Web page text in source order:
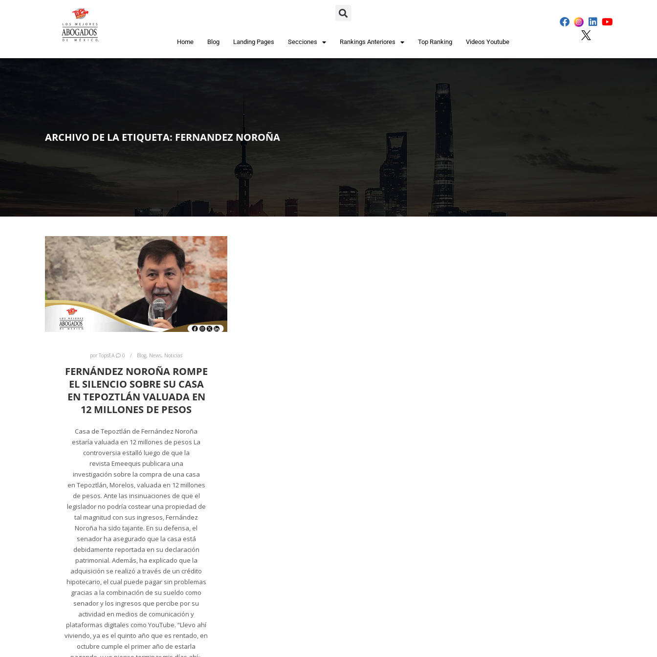
Home Blog Landing Pages Secciones Rankings Anteriores Top Ranking Videos Youtube
ARCHIVO DE LA ETIQUETA: FERNANDEZ NOROÑA
porTopsEA 0 Blog, News, Noticias
FERNÁNDEZ NOROÑA ROMPE
EL SILENCIO SOBRE SU CASA
EN TEPOZTLÁN VALUADA EN
12 MILLONES DE PESOS
Casa de Tepoztlán de Fernández Noroña
estaría valuada en 12 millones de pesos La
controversia estalló luego de que la
revista Emeequis publicara una
investigación sobre la compra de una casa
en Tepoztlán, Morelos, valuada en 12 millones
de pesos. Ante las insinuaciones de que el
legislador no podría costear una propiedad de
tal magnitud con sus ingresos, Fernández
Noroña ha sido tajante. En su defensa, el
senador ha asegurado que la casa está
debidamente reportada en su declaración
patrimonial. Además, ha explicado que la
adquisición se realizó a través de un crédito
hipotecario, el cual puede pagar sin problemas
gracias a la combinación de su sueldo como
senador y los ingresos que percibe por su
actividad en medios de comunicación y
plataformas digitales como YouTube. “Llevo ahí
viviendo, ya es el quinto año que es rentado, en
octubre cumple el primer año de estarla